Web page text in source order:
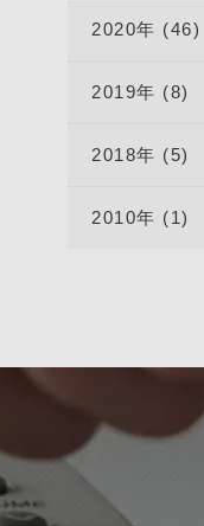
2020年 (46)
2019年 (8)
2018年 (5)
2010年 (1)